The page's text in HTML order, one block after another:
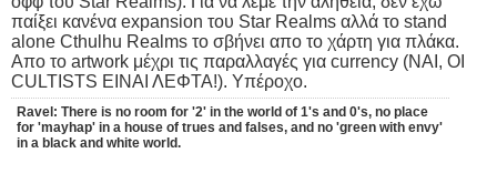
παίξει κανένα expansion του Star Realms αλλά το stand
alone Cthulhu Realms το σβήνει απο το χάρτη για πλάκα.
Απο το artwork μέχρι τις παραλλαγές για currency (ΝΑΙ, ΟΙ
CULTISTS ΕΙΝΑΙ ΛΕΦΤΑ!). Υπέροχο.
Ravel: There is no room for '2' in the world of 1's and 0's, no place
for 'mayhap' in a house of trues and falses, and no 'green with envy'
in a black and white world.